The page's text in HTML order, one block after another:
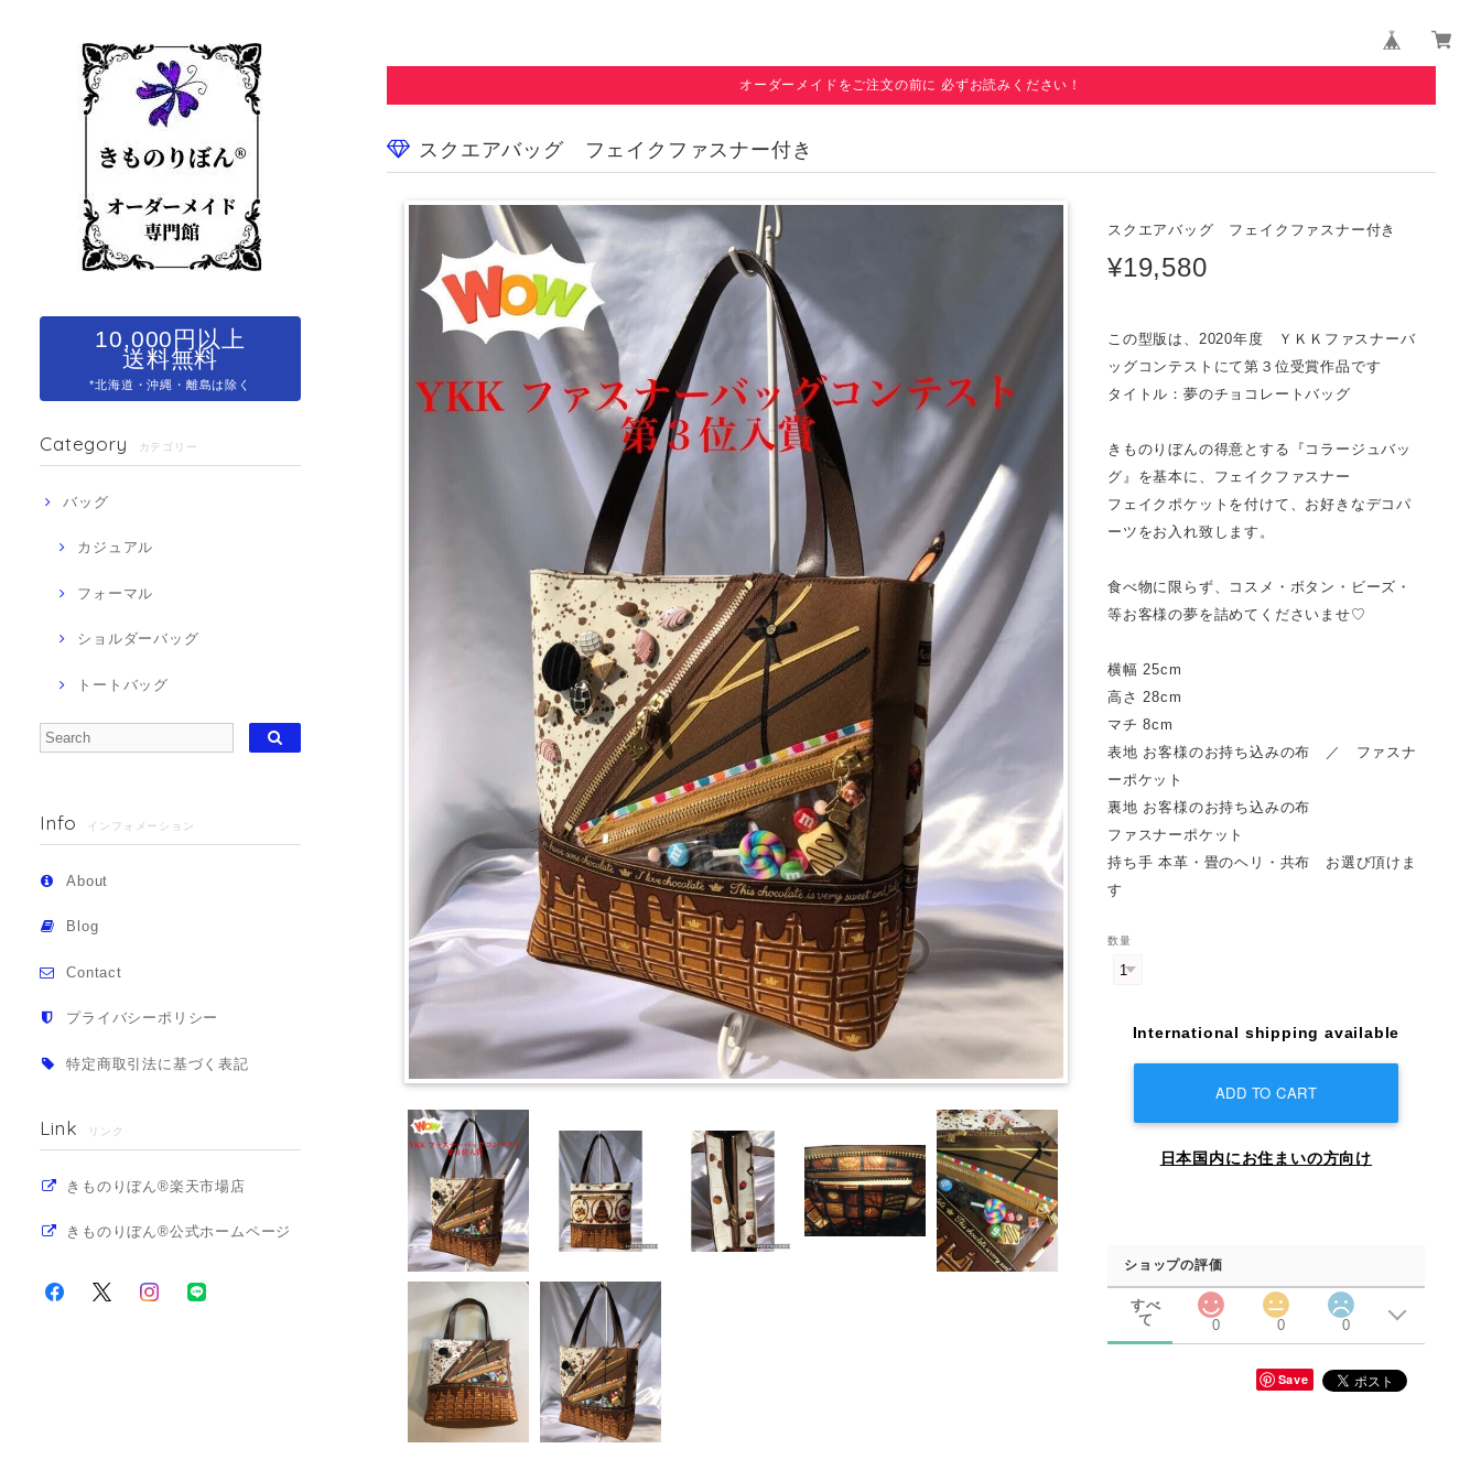
10,000円以上
送料無料
*北海道・沖縄・離島は除く
Category カテゴリー
バッグ
カジュアル
フォーマル
ショルダーバッグ
トートバッグ
Info インフォメーション
About
Blog
Contact
プライバシーポリシー
特定商取引法に基づく表記
Link リンク
きものりぼん®楽天市場店
きものりぼん®公式ホームページ
オーダーメイドをご注文の前に 必ずお読みください！
スクエアバッグ フェイクファスナー付き
スクエアバッグ フェイクファスナー付き
¥19,580
この型版は、2020年度 ＹＫＫファスナーバ
ッグコンテストにて第３位受賞作品です
タイトル：夢のチョコレートバッグ
きものりぼんの得意とする『コラージュバッ
グ』を基本に、フェイクファスナー
フェイクポケットを付けて、お好きなデコパ
ーツをお入れ致します。
食べ物に限らず、コスメ・ボタン・ビーズ・
等お客様の夢を詰めてくださいませ♡
横幅 25cm
高さ 28cm
マチ 8cm
表地 お客様のお持ち込みの布 ／ ファスナ
ーポケット
裏地 お客様のお持ち込みの布
ファスナーポケット
持ち手 本革・畳のヘリ・共布 お選び頂けま
す
数量
International shipping available
ADD TO CART
日本国内にお住まいの方向け
ショップの評価
すべ
て
0 0 0
Save